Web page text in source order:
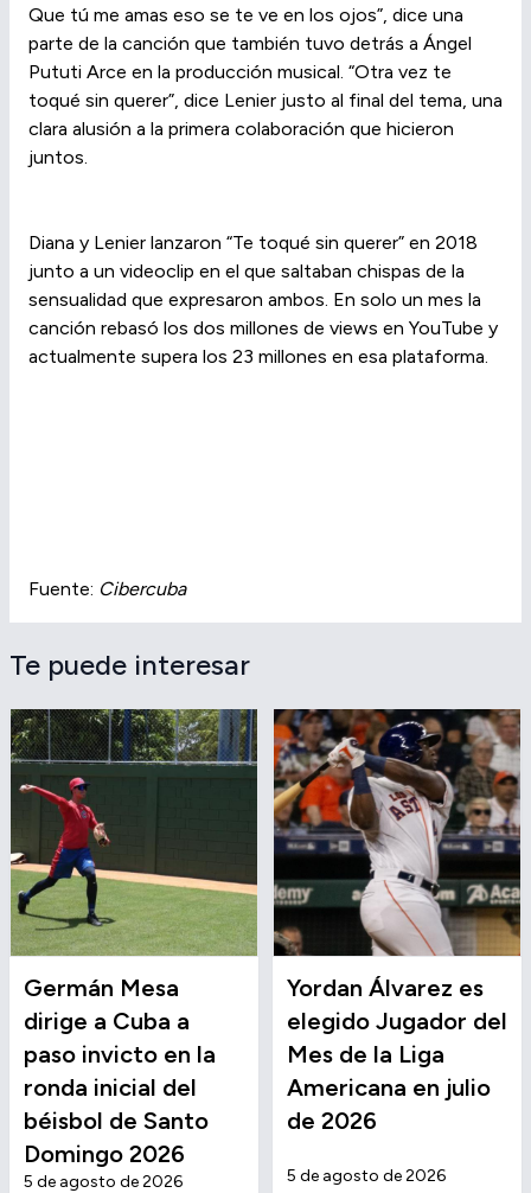
Que tú me amas eso se te ve en los ojos”, dice una
parte de la canción que también tuvo detrás a Ángel
Pututi Arce en la producción musical. “Otra vez te
toqué sin querer”, dice Lenier justo al final del tema, una
clara alusión a la primera colaboración que hicieron
juntos.
Diana y Lenier lanzaron “Te toqué sin querer” en 2018
junto a un videoclip en el que saltaban chispas de la
sensualidad que expresaron ambos. En solo un mes la
canción rebasó los dos millones de views en YouTube y
actualmente supera los 23 millones en esa plataforma.
Fuente: Cibercuba
Te puede interesar
Germán Mesa
dirige a Cuba a
paso invicto en la
ronda inicial del
béisbol de Santo
Domingo 2026
5 de agosto de 2026
Yordan Álvarez es
elegido Jugador del
Mes de la Liga
Americana en julio
de 2026
5 de agosto de 2026